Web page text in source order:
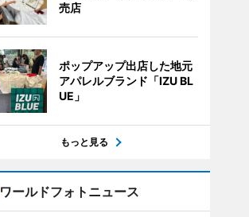
売店
ポップアップ出店した地元
アパレルブランド「IZU BL
UE」
もっと見る
ワールドフォトニュース